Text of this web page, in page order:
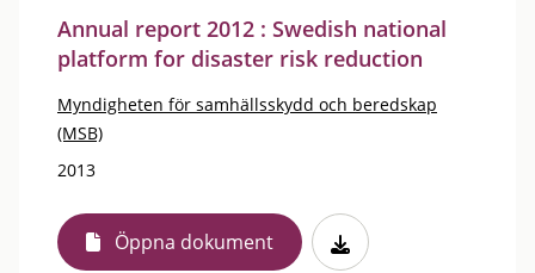
Annual report 2012 : Swedish national
platform for disaster risk reduction
Myndigheten för samhällsskydd och beredskap
(MSB)
2013
Öppna dokument